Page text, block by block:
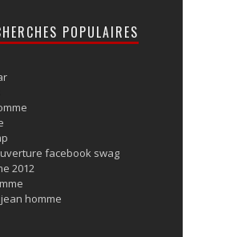
POPULAIRES
facebook swag
2012
homme